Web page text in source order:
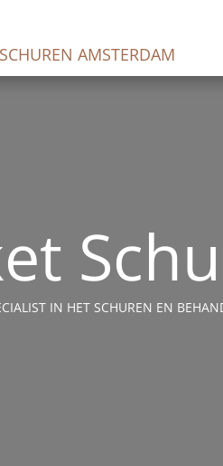
AMSTERDAM
IN HET SCHUREN EN